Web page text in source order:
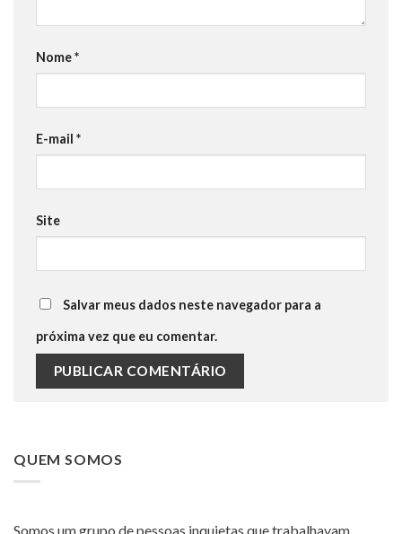
Nome*
E-mail *
Site
Salvar meus dados neste navegador para a
próxima vez que eu comentar.
QUEM SOMOS
Somos um grupo de pessoas inquietas que trabalhavam